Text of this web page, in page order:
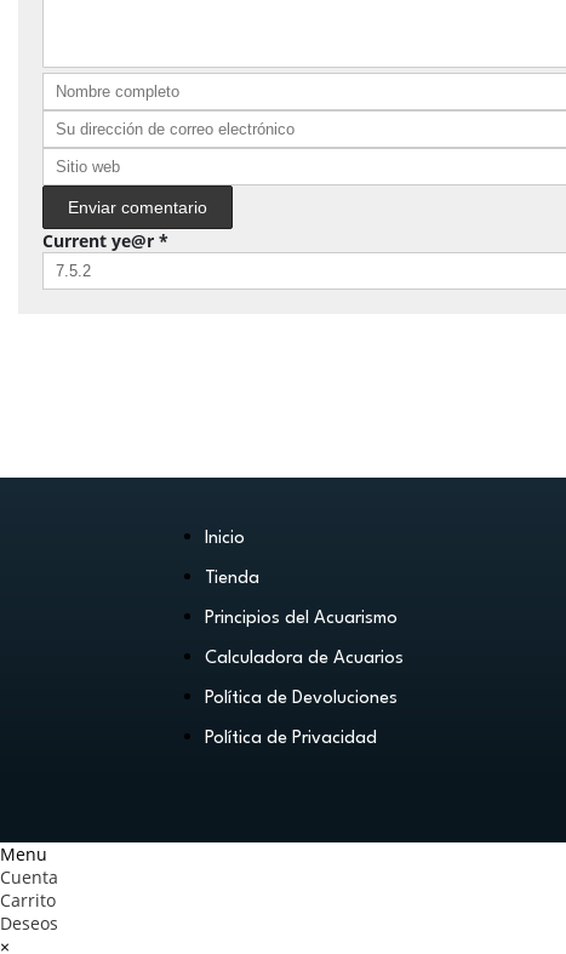
Current ye@r *
Inicio
Tienda
Principios del Acuarismo
Calculadora de Acuarios
Política de Devoluciones
Política de Privacidad
Menu
Cuenta
Carrito
Deseos
×